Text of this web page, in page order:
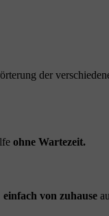
der
ohne Wartezeit.
von zuhause